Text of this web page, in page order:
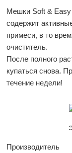
Мешки Soft & Easy
содержит
примеси, в то
очиститель.
После полного
купаться снова.
течение недели!
Производитель